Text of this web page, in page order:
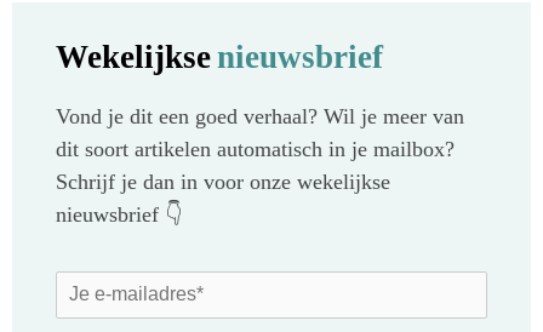
Wekelijksenieuwsbrief
Vond je dit een goed verhaal? Wil je meer van
dit soort artikelen automatisch in je mailbox?
Schrijf je dan in voor onze wekelijkse
nieuwsbrief 👇